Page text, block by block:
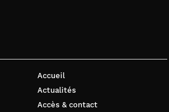
Accueil
Actualités
Accès & contact